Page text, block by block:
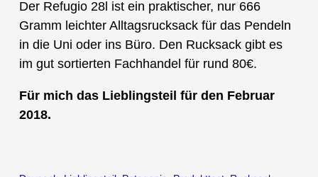
Der Refugio 28l ist ein praktischer, nur 666
Gramm leichter Alltagsrucksack für das Pendeln
in die Uni oder ins Büro. Den Rucksack gibt es
im gut sortierten Fachhandel für rund 80€.
Für mich das Lieblingsteil für den Februar
2018.